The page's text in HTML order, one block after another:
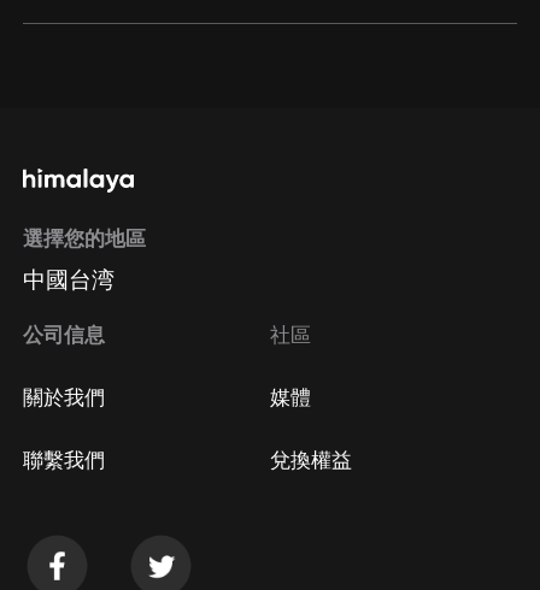
方法 Google Play取消訂閱方法
選擇您的地區
中國台湾
公司信息
關於我們
聯繫我們
社區
媒體
兌換權益